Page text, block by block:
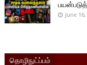
June
தொழிநுட்ப்பம்